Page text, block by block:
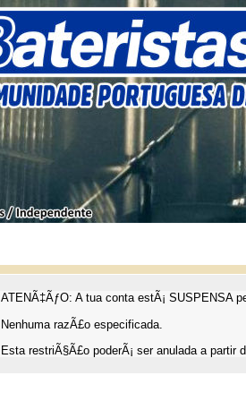
ATENÃ‡ÃƒO: A tua conta estÃ¡ SUSPENSA
Nenhuma razÃ£o especificada.
Esta restriÃ§Ã£o poderÃ¡ ser anulada a partir